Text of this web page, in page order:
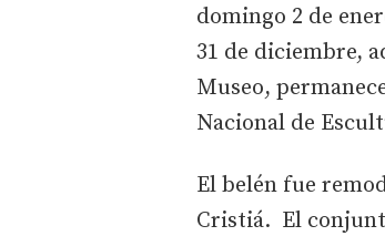
domingo 2 de
31 de diciembre,
Museo,
Nacional de
El belén fue
Cristiá. El